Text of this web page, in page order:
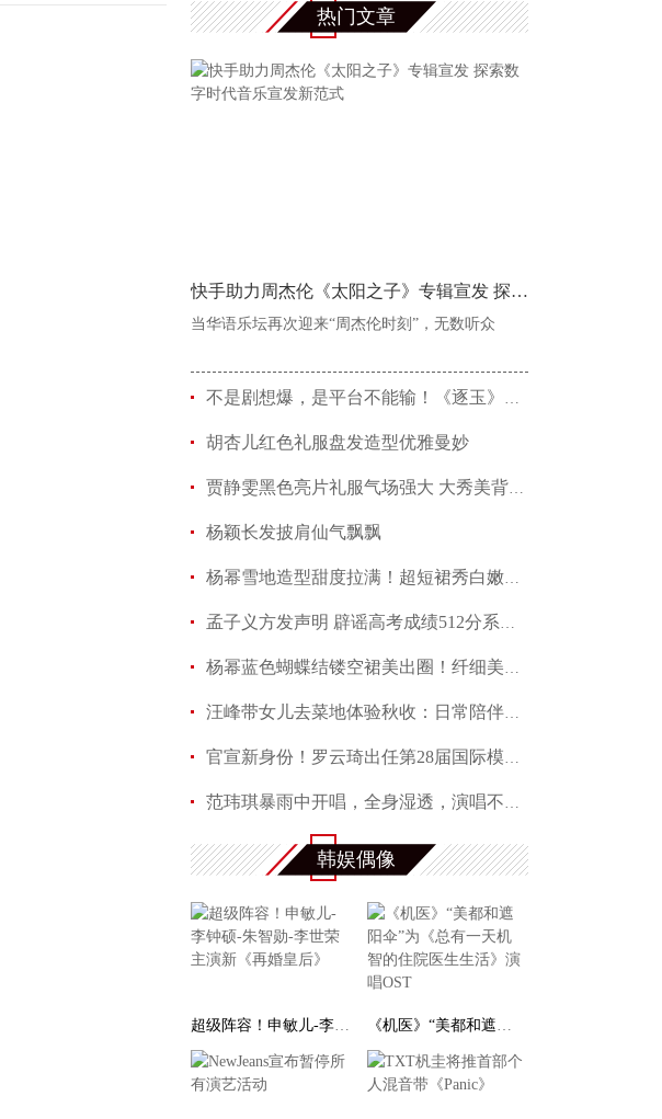
热门文章
快手助力周杰伦《太阳之子》专辑宣发 探索数字时代音乐宣发新范
当华语乐坛再次迎来“周杰伦时刻”，无数听众
不是剧想爆，是平台不能输！《逐玉》硬捧上位，撕开行业
胡杏儿红色礼服盘发造型优雅曼妙
贾静雯黑色亮片礼服气场强大 大秀美背性感火辣
杨颖长发披肩仙气飘飘
杨幂雪地造型甜度拉满！超短裙秀白嫩长腿化身甜美少
孟子义方发声明 辟谣高考成绩512分系不实传闻 近
杨幂蓝色蝴蝶结镂空裙美出圈！纤细美腿性感迷人
汪峰带女儿去菜地体验秋收：日常陪伴诠释“真正的富
官宣新身份！罗云琦出任第28届国际模特大赛中国总决
范玮琪暴雨中开唱，全身湿透，演唱不受任何影响，网友大
爱奇艺出品犯罪动作电影《捕风追影》定档8月16日
韩娱偶像
超级阵容！申敏儿-李钟硕-朱智勋-李世荣主演新《 《机医》“美都和遮阳伞”为《总有一天机智的住